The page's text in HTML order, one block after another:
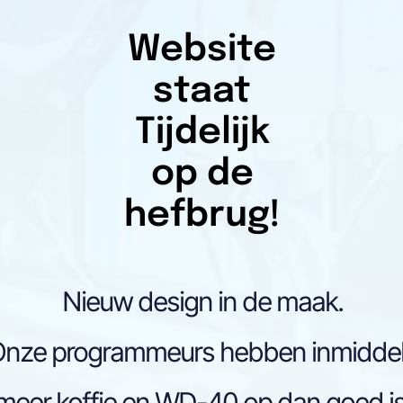
Website
staat
Tijdelijk
op de
hefbrug!
Nieuw design in de maak.
programmeurs hebben